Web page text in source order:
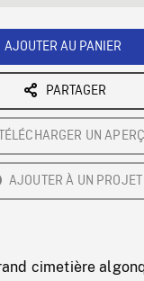
AJOUTER AU PANIER
PARTAGER
UN
AJOUTER À UN PROJET
cimetière